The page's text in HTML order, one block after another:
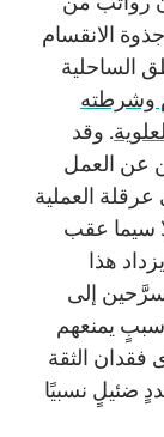
الانقسام
الساحلية
وشرطته
. وقد
عن العمل
العملية
سيما عقب
هذا
إلى
يمنعهم
فقدان الثقة
ضئيلٍ نسبيًا